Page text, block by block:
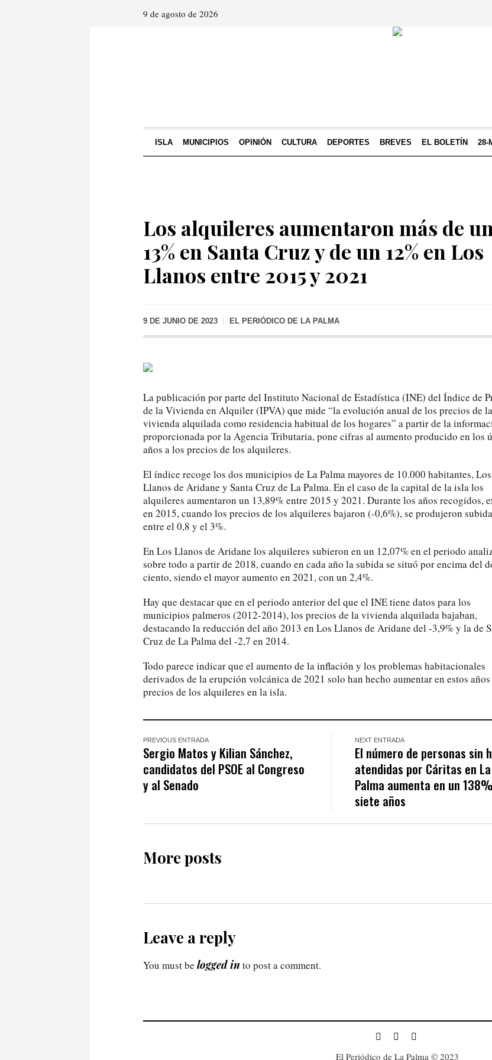
9 de agosto de 2026
ISLA MUNICIPIOS OPINIÓN CULTURA DEPORTES BREVES EL BOLETÍN 28-
Los alquileres aumentaron más de un
13% en Santa Cruz y de un 12% en Los
Llanos entre 2015 y 2021
9 DE JUNIO DE 2023 EL PERIÓDICO DE LA PALMA
La publicación por parte del Instituto Nacional de Estadística (INE) del Índice de
de la Vivienda en Alquiler (IPVA) que mide “la evolución anual de los precios de la
vivienda alquilada como residencia habitual de los hogares” a partir de la
proporcionada por la Agencia Tributaria, pone cifras al aumento producido en los
años a los precios de los alquileres.
El índice recoge los dos municipios de La Palma mayores de 10.000 habitantes, Los
Llanos de Aridane y Santa Cruz de La Palma. En el caso de la capital de la isla los
alquileres aumentaron un 13,89% entre 2015 y 2021. Durante los años recogidos,
en 2015, cuando los precios de los alquileres bajaron (-0,6%), se produjeron
entre el 0,8 y el 3%.
En Los Llanos de Aridane los alquileres subieron en un 12,07% en el periodo
sobre todo a partir de 2018, cuando en cada año la subida se situó por encima del
ciento, siendo el mayor aumento en 2021, con un 2,4%.
Hay que destacar que en el periodo anterior del que el INE tiene datos para los
municipios palmeros (2012-2014), los precios de la vivienda alquilada bajaban,
destacando la reducción del año 2013 en Los Llanos de Aridane del -3,9% y la de
Cruz de La Palma del -2,7 en 2014.
Todo parece indicar que el aumento de la inflación y los problemas habitacionales
derivados de la erupción volcánica de 2021 solo han hecho aumentar en estos
precios de los alquileres en la isla.
PREVIOUS ENTRADA
Sergio Matos y Kilian Sánchez,
candidatos del PSOE al Congreso
y al Senado
NEXT ENTRADA
El número de personas sin
atendidas por Cáritas en La
Palma aumenta en un
siete años
More posts
Leave a reply
You must be logged in to post a comment.
El Periódico de La Palma © 2023